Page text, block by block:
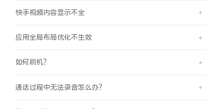
快手视频内容显示不全
应用全局布局优化不生效
如何刷机？
通话过程中无法录音怎么办？